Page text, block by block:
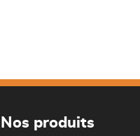
Nos produits